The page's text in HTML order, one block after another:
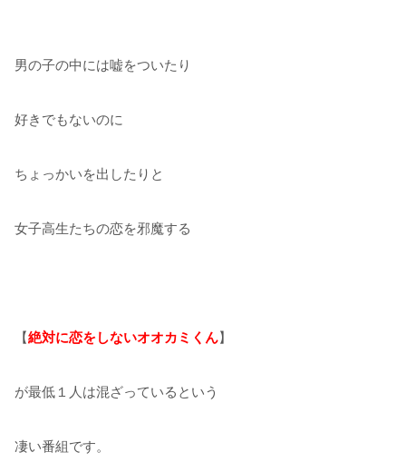
男の子の中には嘘をついたり
好きでもないのに
ちょっかいを出したりと
女子高生たちの恋を邪魔する
【絶対に恋をしないオオカミくん】
が最低１人は混ざっているという
凄い番組です。